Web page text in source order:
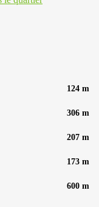
124 m
306 m
207 m
173 m
600 m